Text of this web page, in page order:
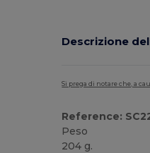
Descrizione
Si prega di notare che, a
Reference:
Peso
204 g.